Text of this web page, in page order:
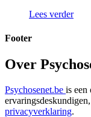
Lees verder
Footer
Over
Psychosenet.be is een
privacyverklaring.